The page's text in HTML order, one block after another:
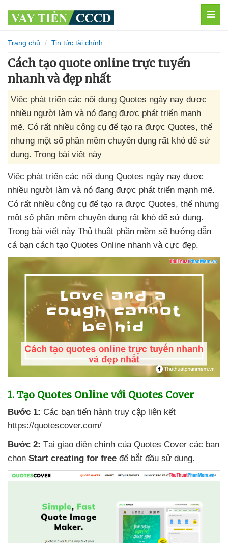
Trang chủ Tin tức tài chính
Cách tạo quote online trực tuyến
nhanh và đẹp nhất
Việc phát triển các nội dung Quotes ngày nay được
nhiều người làm và nó đang được phát triển mạnh
mẽ. Có rất nhiều công cụ để tạo ra được Quotes, thế
nhưng một số phần mềm chuyên dụng rất khó để sử
dụng. Trong bài viết này
Việc phát triển các nội dung Quotes ngày nay được
nhiều người làm và nó đang được phát triển mạnh mẽ.
Có rất nhiều công cụ để tạo ra được Quotes, thế nhưng
một số phần mềm chuyên dụng rất khó để sử dụng.
Trong bài viết này Thủ thuật phần mềm sẽ hướng dẫn
cá bạn cách tạo Quotes Online nhanh và cực đẹp.
1. Tạo Quotes Online với Quotes Cover
Bước 1: Các bạn tiến hành truy cập liên kết
https://quotescover.com/
Bước 2: Tại giao diện chính của Quotes Cover các bạn
chọn Start creating for free để bắt đầu sử dụng.